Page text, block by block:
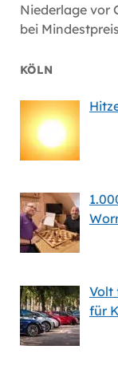
Niederlage vor
bei
KÖLN
Volt
für